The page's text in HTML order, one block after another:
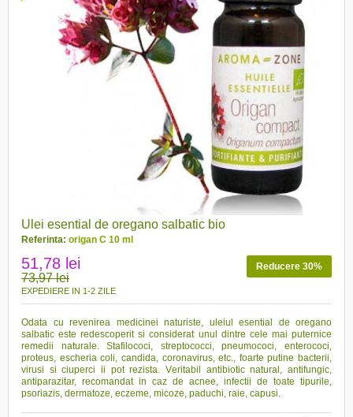
Ulei esential de oregano salbatic bio
Referinta: origan C 10 ml
Reducere 30%
51,78 lei
73,97 lei
EXPEDIERE IN 1-2 ZILE
Odata cu revenirea medicinei naturiste, uleiul esential de oregano
salbatic este redescoperit si considerat unul dintre cele mai puternice
remedii naturale. Stafilococi, streptococci, pneumococi, enterococi,
proteus, escheria coli, candida, coronavirus, etc., foarte putine bacterii,
virusi si ciuperci ii pot rezista. Veritabil antibiotic natural, antifungic,
antiparazitar, recomandat in caz de acnee, infectii de toate tipurile,
psoriazis, dermatoze, eczeme, micoze, paduchi, raie, capusi.